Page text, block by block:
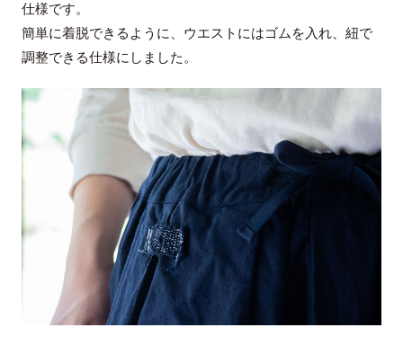
仕様です。
簡単に着脱できるように、ウエストにはゴムを入れ、紐で
調整できる仕様にしました。